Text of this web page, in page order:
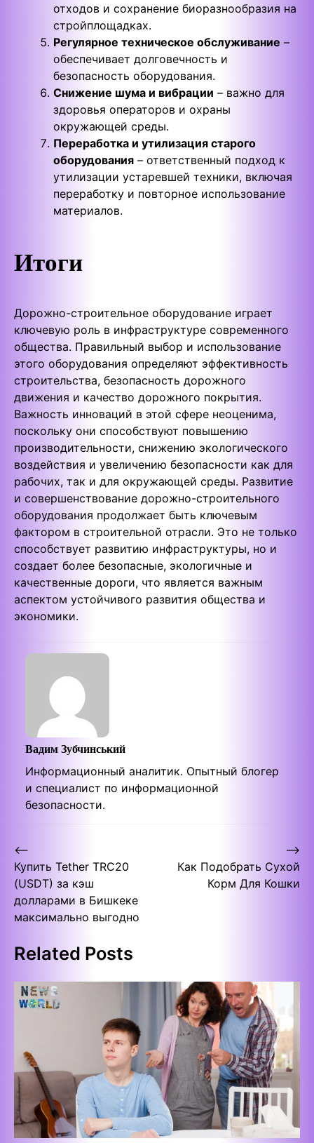
отходов и сохранение биоразнообразия на
стройплощадках.
Регулярное техническое обслуживание –
обеспечивает долговечность и
безопасность оборудования.
Снижение шума и вибрации – важно для
здоровья операторов и охраны
окружающей среды.
Переработка и утилизация старого
оборудования – ответственный подход к
утилизации устаревшей техники, включая
переработку и повторное использование
материалов.
Итоги
Дорожно-строительное оборудование играет
ключевую роль в инфраструктуре современного
общества. Правильный выбор и использование
этого оборудования определяют эффективность
строительства, безопасность дорожного
движения и качество дорожного покрытия.
Важность инноваций в этой сфере неоценима,
поскольку они способствуют повышению
производительности, снижению экологического
воздействия и увеличению безопасности как для
рабочих, так и для окружающей среды. Развитие
и совершенствование дорожно-строительного
оборудования продолжает быть ключевым
фактором в строительной отрасли. Это не только
способствует развитию инфраструктуры, но и
создает более безопасные, экологичные и
качественные дороги, что является важным
аспектом устойчивого развития общества и
экономики.
Вадим Зубчинський
Информационный аналитик. Опытный блогер
и специалист по информационной
безопасности.
Post
navigation
⟵
Купить Tether TRC20
(USDT) за кэш
долларами в Бишкеке
максимально выгодно
Как Подобрать Сухой
Корм Для Кошки
⟶
Related Posts